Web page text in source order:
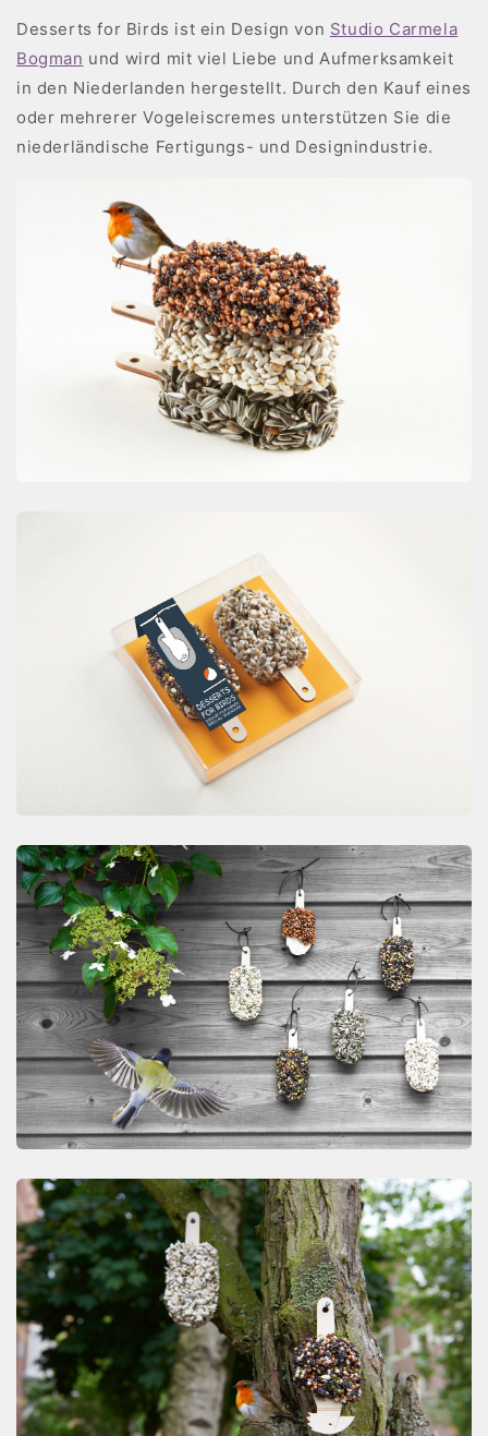
Desserts for Birds ist ein Design von Studio Carmela
Bogman und wird mit viel Liebe und Aufmerksamkeit
in den Niederlanden hergestellt. Durch den Kauf eines
oder mehrerer Vogeleiscremes unterstützen Sie die
niederländische Fertigungs- und Designindustrie.